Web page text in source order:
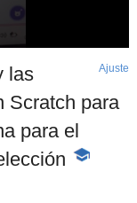
las
Scratch para
para el
-
Ajuste